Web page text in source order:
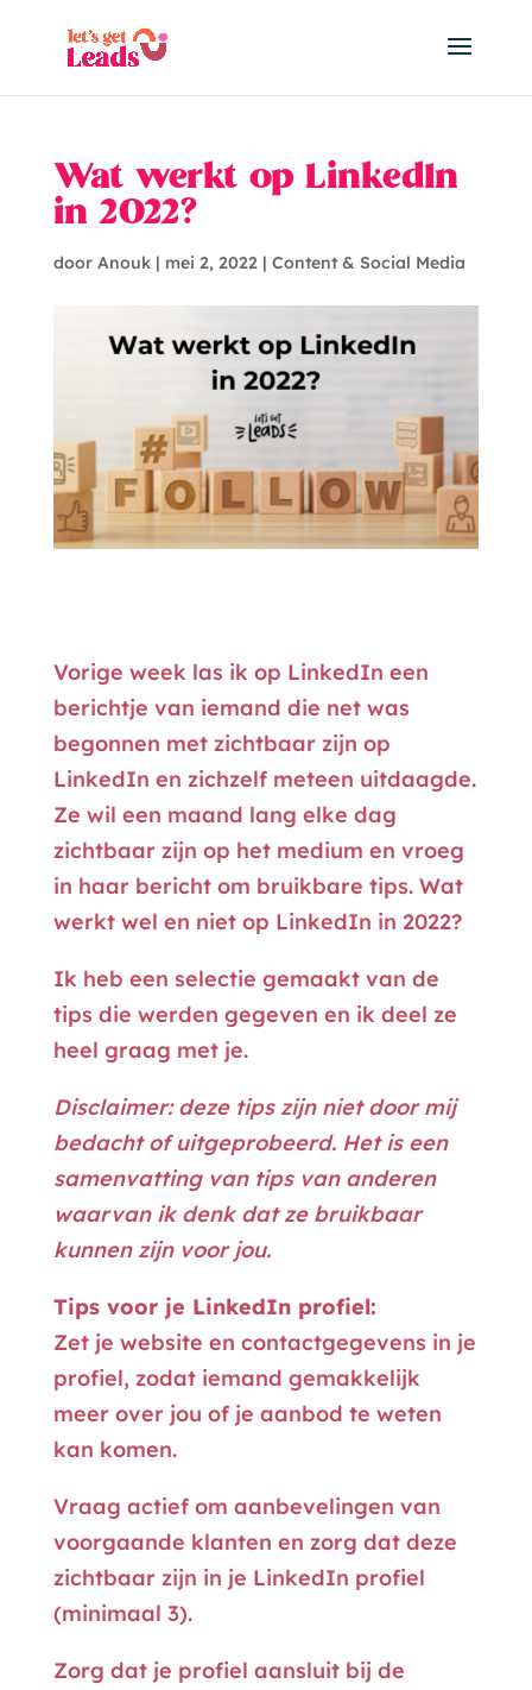
Wat werkt op LinkedIn
in 2022?
door Anouk| mei 2, 2022| Content & Social Media
Vorige week las ik op LinkedIn een
berichtje van iemand die net was
begonnen met zichtbaar zijn op
LinkedIn en zichzelf meteen uitdaagde.
Ze wil een maand lang elke dag
zichtbaar zijn op het medium en vroeg
in haar bericht om bruikbare tips. Wat
werkt wel en niet op LinkedIn in 2022?
Ik heb een selectie gemaakt van de
tips die werden gegeven en ik deel ze
heel graag met je.
Disclaimer: deze tips zijn niet door mij
bedacht of uitgeprobeerd. Het is een
samenvatting van tips van anderen
waarvan ik denk dat ze bruikbaar
kunnen zijn voor jou.
Tips voor je LinkedIn profiel:
Zet je website en contactgegevens in je
profiel, zodat iemand gemakkelijk
meer over jou of je aanbod te weten
kan komen.
Vraag actief om aanbevelingen van
voorgaande klanten en zorg dat deze
zichtbaar zijn in je LinkedIn profiel
(minimaal 3).
Zorg dat je profiel aansluit bij de